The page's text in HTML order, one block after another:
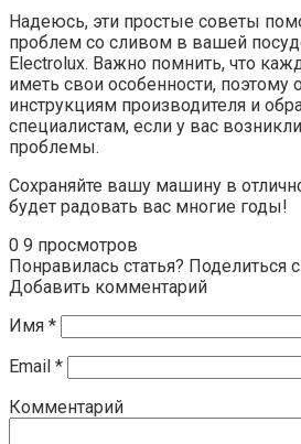
Надеюсь, эти простые советы
проблем со сливом в вашей
Electrolux. Важно помнить, что
иметь свои особенности, поэтому
инструкциям производителя и
специалистам, если у вас
проблемы.
Сохраняйте вашу машину в
будет радовать вас многие годы!
0 9 просмотров
Понравилась статья? Поделиться
Добавить комментарий
Имя *
Email *
Комментарий